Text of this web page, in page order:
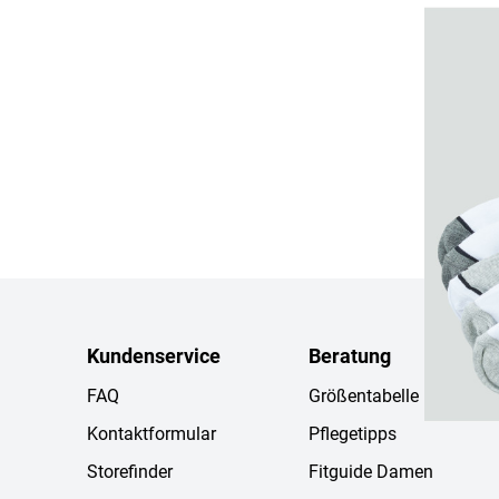
Kundenservice
FAQ
Kontaktformular
Storefinder
Beratung
Größentabelle
Pflegetipps
Fitguide Damen